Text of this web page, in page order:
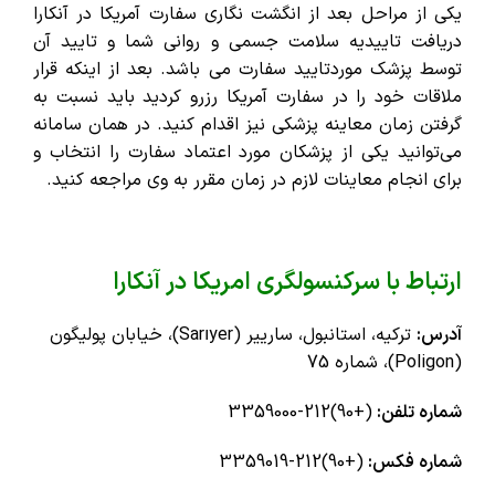
یکی از مراحل بعد از انگشت نگاری سفارت آمریکا در آنکارا
دریافت تاییدیه سلامت جسمی و روانی شما و تایید آن
توسط پزشک موردتایید سفارت می باشد. بعد از اینکه قرار
ملاقات خود را در سفارت آمریکا رزرو کردید باید نسبت به
گرفتن زمان معاینه پزشکی نیز اقدام کنید. در همان سامانه
می‌توانید یکی از پزشکان مورد اعتماد سفارت را انتخاب و
برای انجام معاینات لازم در زمان مقرر به وی مراجعه کنید.
ارتباط با سرکنسولگری امریکا در آنکارا
آدرس:
ترکیه، استانبول، سارییر (Sarıyer)، خیابان پولیگون
(Poligon)، شماره 75
شماره‌ تلفن: (+90)212-3359000
شماره فکس: (+90)212-3359019